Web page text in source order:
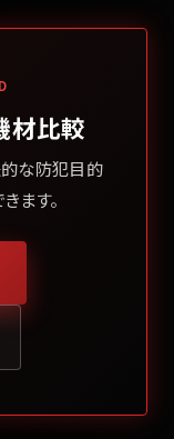
材比較
的な防犯目的
ます。